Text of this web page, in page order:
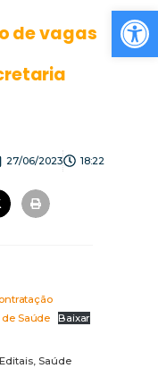
de vagas
27/06/2023 18:22
Saúde
Baixar
Editais, Saúde